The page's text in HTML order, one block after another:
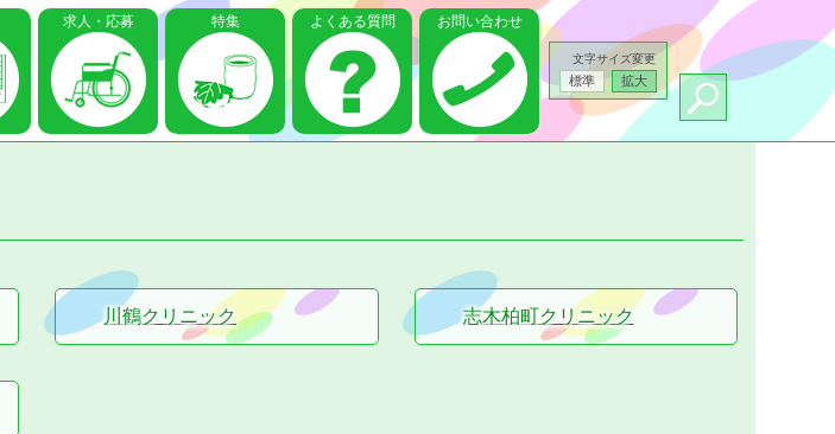
求人・応募 特集 よくある質問 お問い合わせ
文字サイズ変更
標準 拡大
川鶴クリニック 志木柏町クリニック